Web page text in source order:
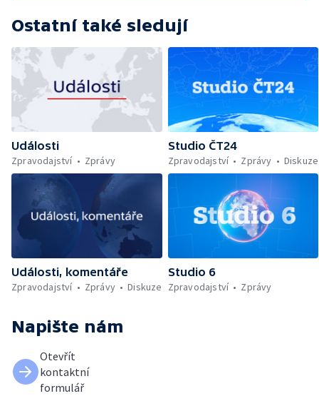
Ostatní také sledují
Události
Zpravodajství
Zprávy
Studio ČT24
Zpravodajství
Zprávy Diskuze
Události, komentáře
Zpravodajství
Zprávy Diskuze
Studio 6
Zpravodajství
Zprávy
Napište nám
Otevřít
kontaktní
formulář